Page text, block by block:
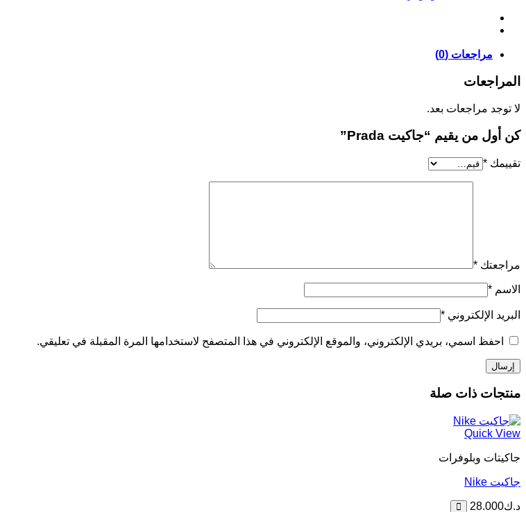
مراجعات (0)
المراجعات
لا توجد مراجعات بعد.
كن أول من يقيم “جاكيت Prada”
تقييمك *
مراجعتك *
الاسم *
البريد الإلكتروني *
احفظ اسمي، بريدي الإلكتروني، والموقع الإلكتروني في هذا المتصفح لاستخدامها المرة المقبلة في تعليقي.
منتجات ذات صلة
Quick View
جاكيتات وبلوفرات
جاكيت Nike
د.ك28.000